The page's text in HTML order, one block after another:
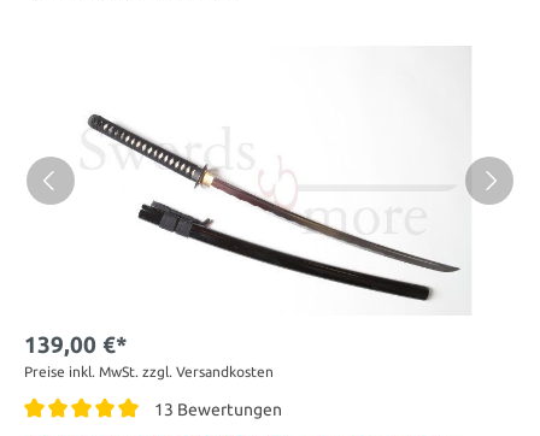
139,00 €*
Preise inkl. MwSt. zzgl. Versandkosten
13 Bewertungen